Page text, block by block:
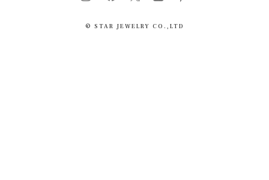
© STAR JEWELRY CO.,LTD